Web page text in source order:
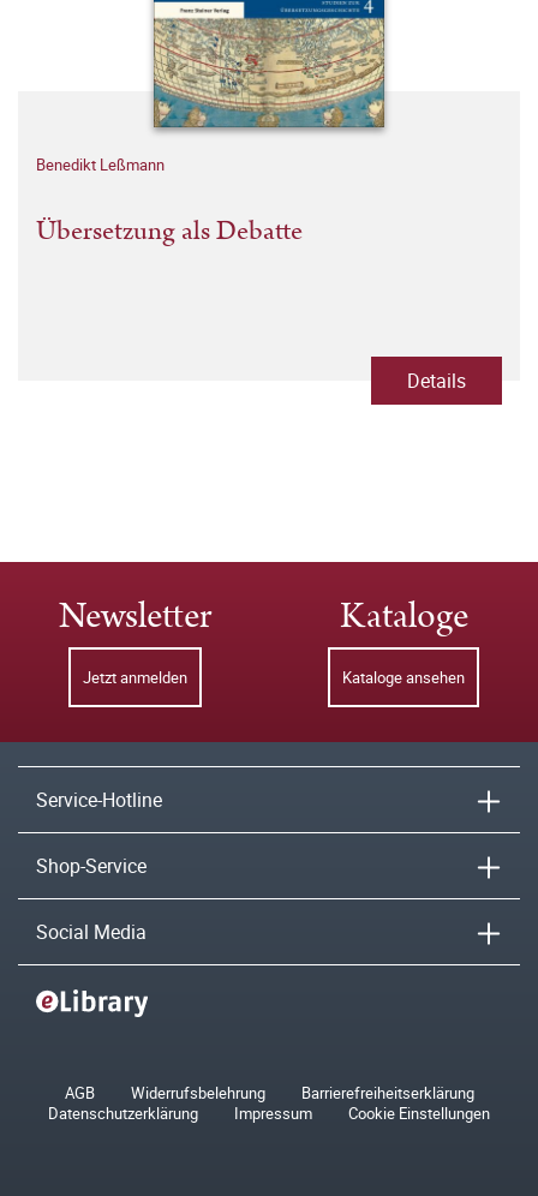
Benedikt Leßmann
Übersetzung als Debatte
Details
Newsletter
Jetzt anmelden
Kataloge
Kataloge ansehen
Service-Hotline
Shop-Service
Social Media
AGB Widerrufsbelehrung
Barrierefreiheitserklärung
Datenschutzerklärung
Impressum Cookie Einstellungen